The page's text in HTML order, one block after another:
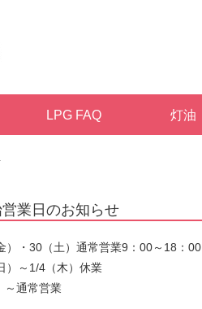
LPG FAQ 灯油
業日のお知らせ
）・30（土）通常営業9：00～18：00
）～1/4（木）休業
～通常営業